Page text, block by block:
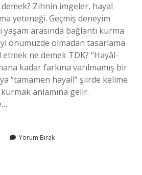
Zihnin imgeler, hayal
yeteneği. Geçmiş deneyim
arasında bağlantı kurma
önümüzde olmadan tasarlama
ne demek TDK? “Hayâl-
kadar farkına varılmamış bir
“tamamen hayalî” şiirde kelime
anlamına gelir.
Yorum Bırak